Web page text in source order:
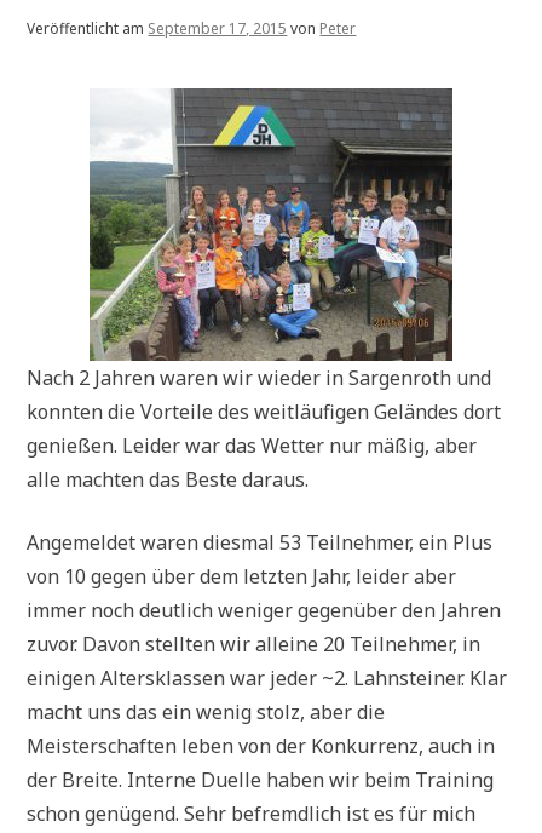
Veröffentlicht am September 17, 2015 von Peter
Nach 2 Jahren waren wir wieder in Sargenroth und
konnten die Vorteile des weitläufigen Geländes dort
genießen. Leider war das Wetter nur mäßig, aber
alle machten das Beste daraus.
Angemeldet waren diesmal 53 Teilnehmer, ein Plus
von 10 gegen über dem letzten Jahr, leider aber
immer noch deutlich weniger gegenüber den Jahren
zuvor. Davon stellten wir alleine 20 Teilnehmer, in
einigen Altersklassen war jeder ~2. Lahnsteiner. Klar
macht uns das ein wenig stolz, aber die
Meisterschaften leben von der Konkurrenz, auch in
der Breite. Interne Duelle haben wir beim Training
schon genügend. Sehr befremdlich ist es für mich